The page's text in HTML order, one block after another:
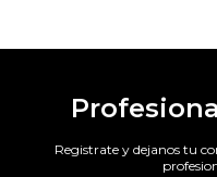
Registrate y dejanos tu